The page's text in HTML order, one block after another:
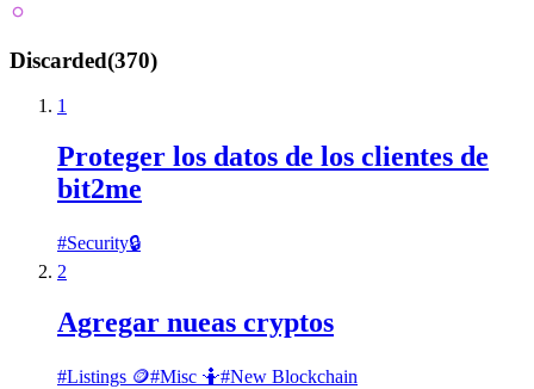
Discarded(370)
1
Proteger los datos de los clientes de
bit2me
#Security🔒
2
Agregar nueas cryptos
#Listings 🪙#Misc 🤷#New Blockchain